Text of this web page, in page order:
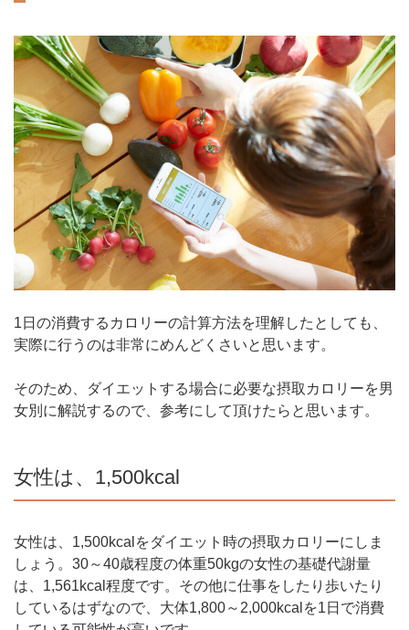
1日の消費するカロリーの計算方法を理解したとしても、
実際に行うのは非常にめんどくさいと思います。
そのため、ダイエットする場合に必要な摂取カロリーを男
女別に解説するので、参考にして頂けたらと思います。
女性は、1,500kcal
女性は、1,500kcalをダイエット時の摂取カロリーにしま
しょう。30～40歳程度の体重50kgの女性の基礎代謝量
は、1,561kcal程度です。その他に仕事をしたり歩いたり
しているはずなので、大体1,800～2,000kcalを1日で消費